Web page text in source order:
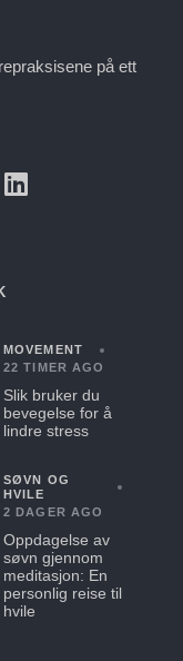
på ett
MOVEMENT
22 TIMER AGO
Slik bruker du
bevegelse for å
lindre stress
SØVN OG
HVILE
2 DAGER AGO
Oppdagelse av
søvn gjennom
meditasjon: En
personlig reise til
hvile